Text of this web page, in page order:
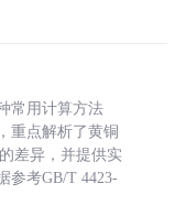
常用计算方法
重点解析了黄铜
差异，并提供实
参考GB/T 4423-